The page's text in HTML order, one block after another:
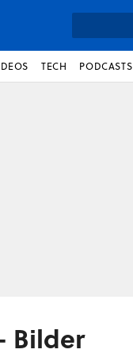
TECH PODCASTS
Bilder